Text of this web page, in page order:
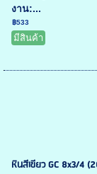
งาน:...
฿533
มีสินค้า
หินสีเขียว GC 8x3/4